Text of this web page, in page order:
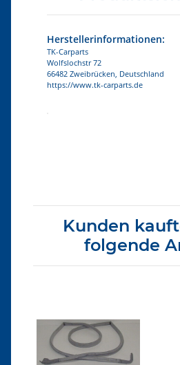
Herstellerinformationen:
TK-Carparts
Wolfslochstr 72
66482 Zweibrücken, Deutschland
https://www.tk-carparts.de
Kunden
folgende